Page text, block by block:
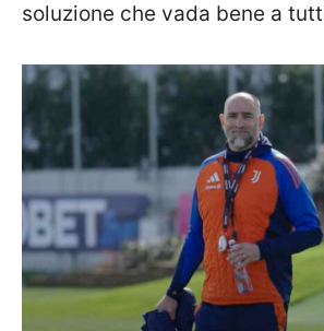
soluzione che vada bene a